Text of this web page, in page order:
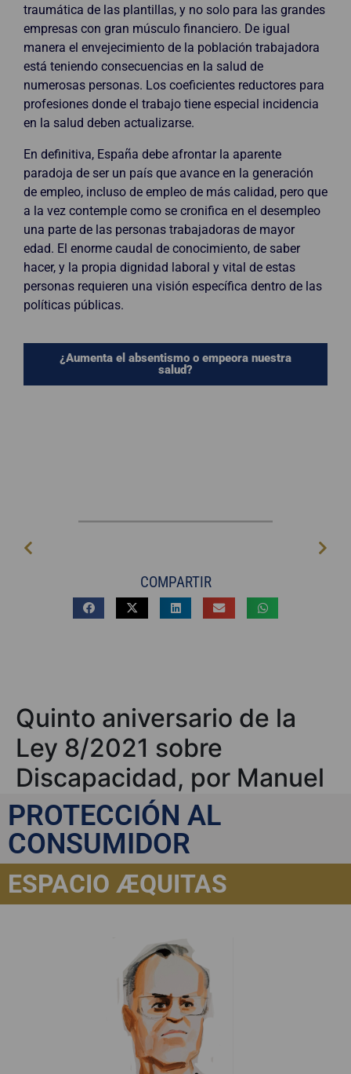
traumática de las plantillas, y no solo para las grandes
empresas con gran músculo financiero. De igual
manera el envejecimiento de la población trabajadora
está teniendo consecuencias en la salud de
numerosas personas. Los coeficientes reductores para
profesiones donde el trabajo tiene especial incidencia
en la salud deben actualizarse.
En definitiva, España debe afrontar la aparente
paradoja de ser un país que avance en la generación
de empleo, incluso de empleo de más calidad, pero que
a la vez contemple como se cronifica en el desempleo
una parte de las personas trabajadoras de mayor
edad. El enorme caudal de conocimiento, de saber
hacer, y la propia dignidad laboral y vital de estas
personas requieren una visión específica dentro de las
políticas públicas.
¿Aumenta el absentismo o empeora nuestra
salud?
COMPARTIR
Quinto aniversario de la
Ley 8/2021 sobre
Discapacidad, por Manuel
Rueda
PROTECCIÓN AL
CONSUMIDOR
ESPACIO ÆQUITAS